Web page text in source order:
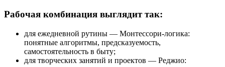
Рабочая комбинация выглядит так:
для ежедневной рутины — Монтессори-логика:
понятные алгоритмы, предсказуемость,
самостоятельность в быту;
для творческих занятий и проектов — Реджио: